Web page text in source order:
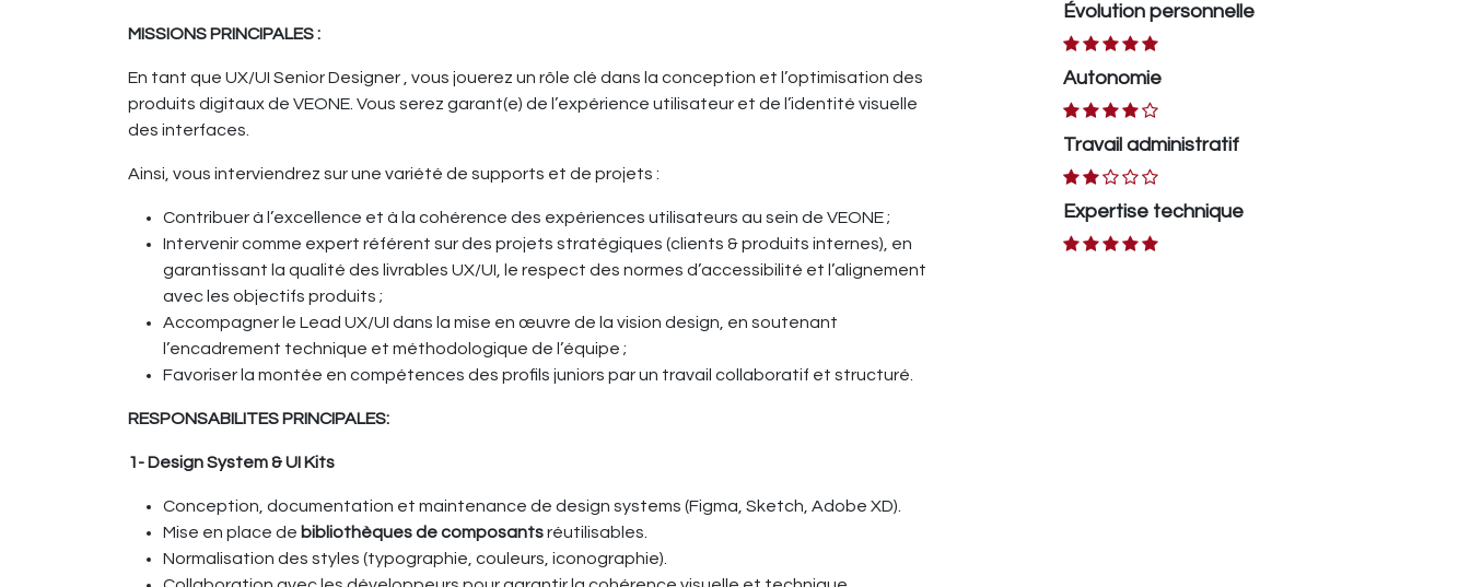
MISSIONS PRINCIPALES :
En tant que UX/UI Senior Designer , vous jouerez un rôle clé dans la conception et l’optimisation des
produits digitaux de VEONE. Vous serez garant(e) de l’expérience utilisateur et de l’identité visuelle
des interfaces.
Ainsi, vous interviendrez sur une variété de supports et de projets :
Contribuer à l’excellence et à la cohérence des expériences utilisateurs au sein de VEONE ;
Intervenir comme expert référent sur des projets stratégiques (clients & produits internes), en
garantissant la qualité des livrables UX/UI, le respect des normes d’accessibilité et l’alignement
avec les objectifs produits ;
Accompagner le Lead UX/UI dans la mise en œuvre de la vision design, en soutenant
l’encadrement technique et méthodologique de l’équipe ;
Favoriser la montée en compétences des profils juniors par un travail collaboratif et structuré.
RESPONSABILITES PRINCIPALES:
1- Design System & UI Kits
Conception, documentation et maintenance de design systems (Figma, Sketch, Adobe XD).
Mise en place de bibliothèques de composantsréutilisables.
Normalisation des styles (typographie, couleurs, iconographie).
Évolution personnelle
Autonomie
Travail administratif
Expertise technique